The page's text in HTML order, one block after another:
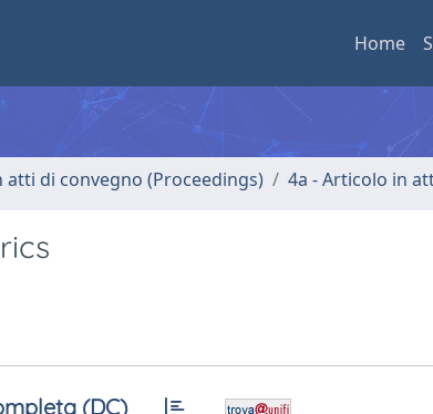
Home
atti di convegno (Proceedings) 4a - Articolo in
(DC)